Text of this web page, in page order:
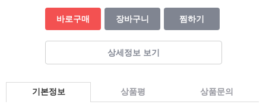
바로구매 장바구니 찜하기
상세정보 보기
기본정보 상품평 상품문의